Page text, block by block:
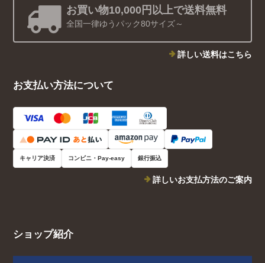
お買い物10,000円以上で送料無料
全国一律ゆうパック80サイズ～
詳しい送料はこちら
お支払い方法について
キャリア決済 コンビニ・Pay-easy 銀行振込
詳しいお支払方法のご案内
ショップ紹介